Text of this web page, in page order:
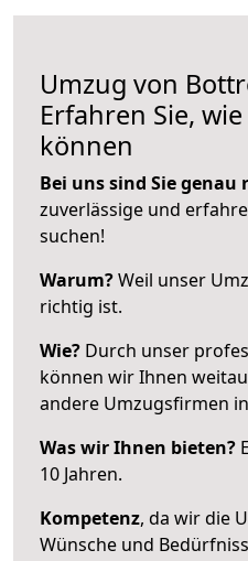
Umzug von
Erfahren Sie,
können
Bei uns sind Sie genau
zuverlässige und
suchen!
Warum?Weil unser
richtig ist.
Wie? Durch unser
können wir Ihnen
andere Umzugsfirmen
Was wir Ihnen bieten?
10 Jahren.
Kompetenz, da wir die
Wünsche und